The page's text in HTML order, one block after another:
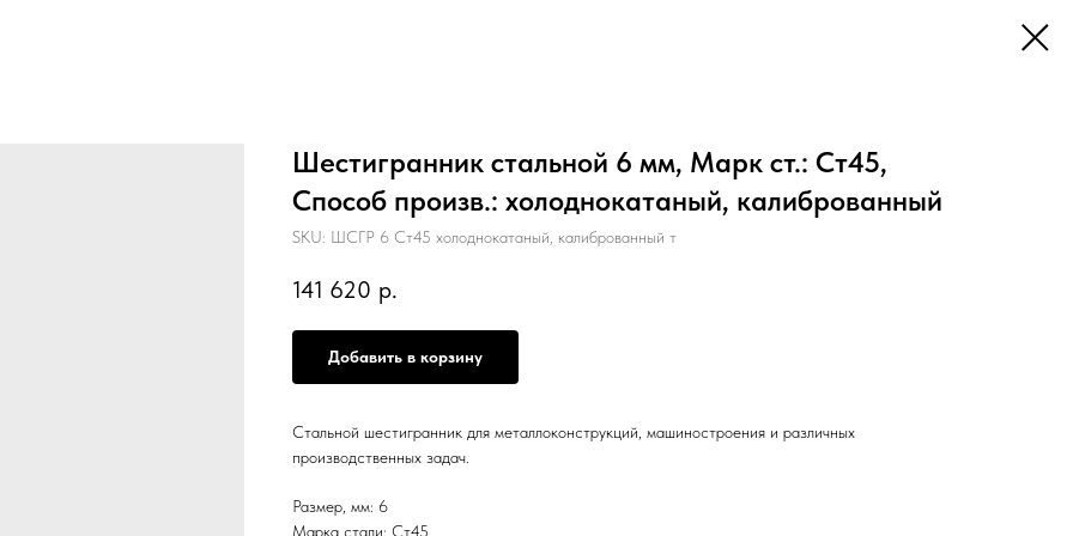
Шестигранник стальной 6 мм, Марк ст.: Ст45,
Способ произв.: холоднокатаный, калиброванный
SKU: ШСГР 6 Ст45 холоднокатаный, калиброванный т
141 620 р.
Добавить в корзину
Стальной шестигранник для металлоконструкций, машиностроения и различных
производственных задач.
Размер, мм: 6
Марка стали: Ст45